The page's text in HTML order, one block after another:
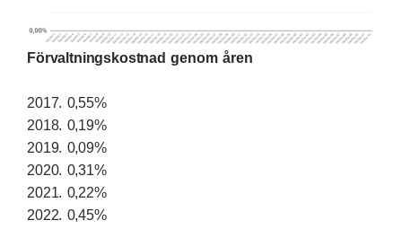
Förvaltningskostnad genom åren
2017. 0,55%
2018. 0,19%
2019. 0,09%
2020. 0,31%
2021. 0,22%
2022. 0,45%